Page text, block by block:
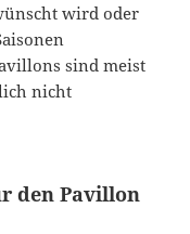
wird oder
sind meist
nicht
den Pavillon